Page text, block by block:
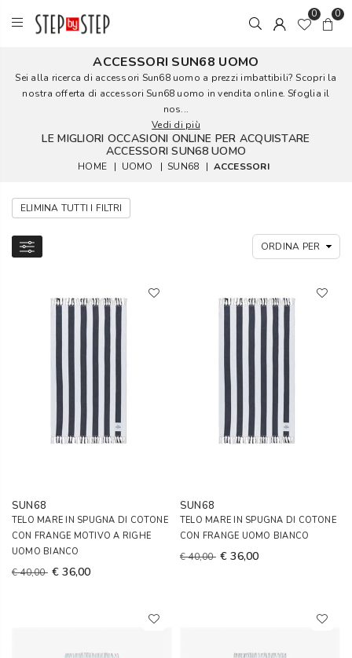
0 0
ACCESSORI SUN68 UOMO
Sei alla ricerca di accessori Sun68 uomo a prezzi imbattibili? Scopri la
nostra offerta di accessori Sun68 uomo in vendita online. Sfoglia il
nos...
Vedi di più
LE MIGLIORI OCCASIONI ONLINE PER ACQUISTARE
ACCESSORI SUN68 UOMO
HOME | UOMO | SUN68 | ACCESSORI
ELIMINA TUTTI I FILTRI
SUN68
TELO MARE IN SPUGNA DI COTONE
CON FRANGE MOTIVO A RIGHE
UOMO BIANCO
€ 40,00 € 36,00
SUN68
TELO MARE IN SPUGNA DI COTONE
CON FRANGE UOMO BIANCO
€ 40,00 € 36,00